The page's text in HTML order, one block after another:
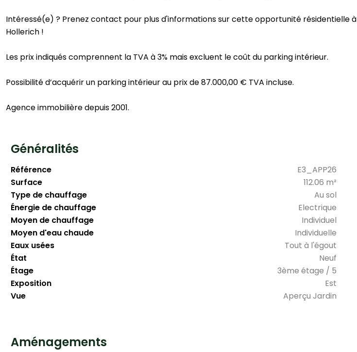
Intéressé(e) ? Prenez contact pour plus d'informations sur cette opportunité résidentielle à
Hollerich !
Les prix indiqués comprennent la TVA à 3% mais excluent le coût du parking intérieur.
Possibilité d’acquérir un parking intérieur au prix de 87.000,00 € TVA incluse.
Agence immobilière depuis 2001.
Généralités
Référence
E3_APP26
Surface
112.06 m²
Type de chauffage
Au sol
Énergie de chauffage
Electrique
Moyen de chauffage
Individuel
Moyen d'eau chaude
Individuelle
Eaux usées
Tout à l'égout
État
Neuf
Étage
3ème étage / 5
Exposition
Est
Vue
Aperçu Jardin
Aménagements